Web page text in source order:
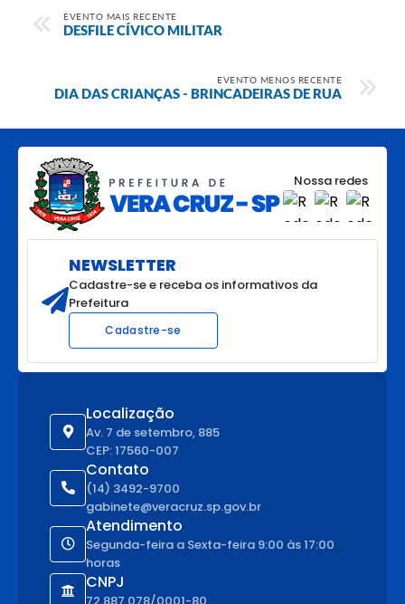
EVENTO MAIS RECENTE
DESFILE CÍVICO MILITAR
EVENTO MENOS RECENTE
DIA DAS CRIANÇAS - BRINCADEIRAS DE RUA
Localização
Av. 7 de setembro, 885
CEP: 17560-007
Contato
(14) 3492-9700
gabinete@veracruz.sp.gov.br
Atendimento
Segunda-feira a Sexta-feira 9:00 às 17:00
horas
CNPJ
72.887.078/0001-80
Nossa redes
NEWSLETTER
Cadastre-se e receba os informativos da
Prefeitura
Cadastre-se